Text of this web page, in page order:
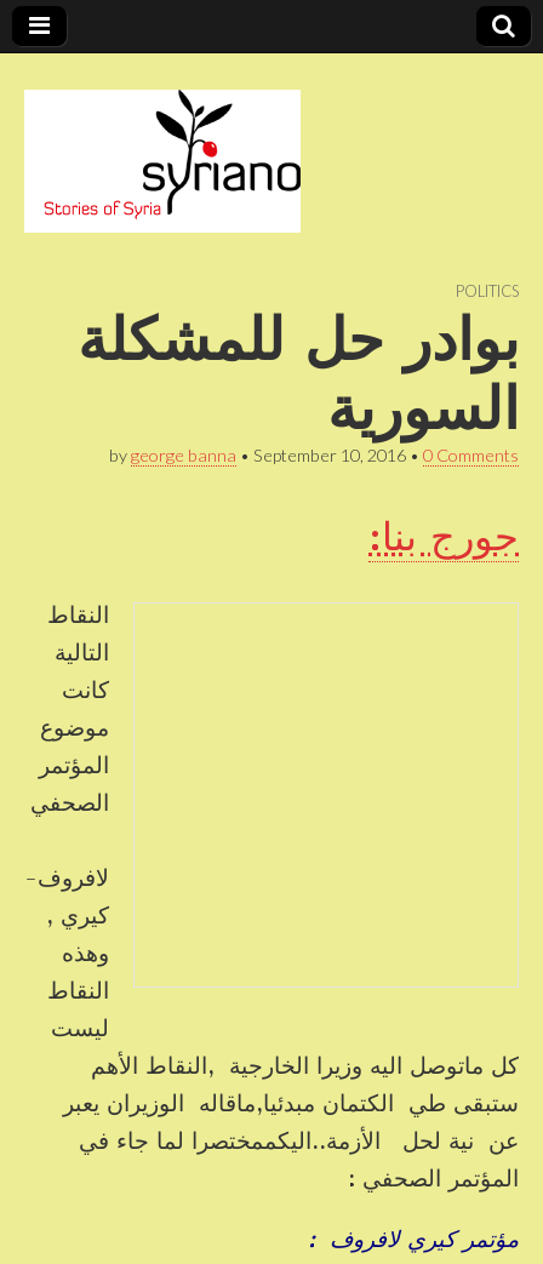
syriano POLITICS
بوادر حل للمشكلة
السورية
bygeorge banna • September 10, 2016 • 0 Comments
جورج بنا:
النقاط
التالية
كانت
موضوع
المؤتمر
الصحفي
لافروف-
كيري ,
وهذه
النقاط
ليست
كل ماتوصل اليه وزيرا الخارجية ,النقاط الأهم
ستبقى طي الكتمان مبدئيا,ماقاله الوزيران يعبر
عن نية لحل الأزمة..اليكممختصرا لما جاء في
المؤتمر الصحفي :
مؤتمر كيري لافروف :